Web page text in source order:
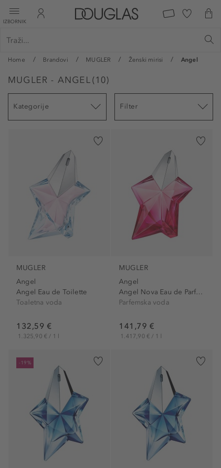
IZBORNIK
Home Brandovi MUGLER Ženski mirisi Angel
MUGLER - ANGEL(10)
Kategorije Filter
MUGLER
Angel
Angel Eau de Toilette
Toaletna voda
132,59 €
1.325,90 € / 1 l
MUGLER
Angel
Angel Nova Eau de Parfum
Parfemska voda
141,79 €
1.417,90 € / 1 l
-19%